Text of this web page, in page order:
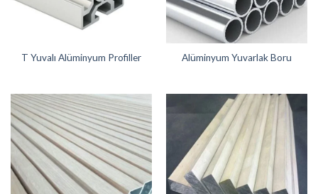
T Yuvalı Alüminyum Profiller Alüminyum Yuvarlak Boru